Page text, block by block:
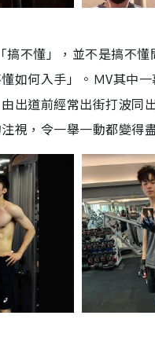
搞不懂」，並不是搞不
如何入手」。ＭV其中
出道前經常出街打波同
視，令一舉一動都變得